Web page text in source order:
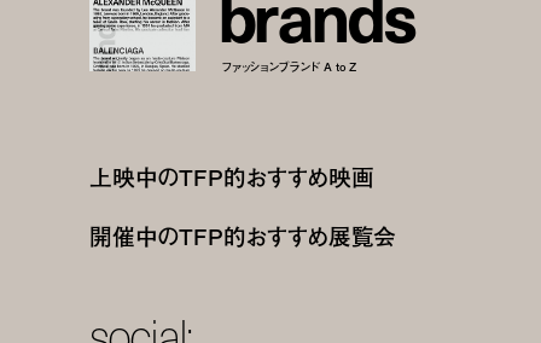
ファッションブランド A to Z
上映中のTFP的おすすめ映画
開催中のTFP的おすすめ展覧会